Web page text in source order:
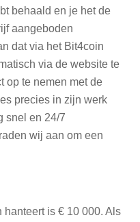
behaald en je het de
aangeboden
dat via het Bit4coin
via de website te
op te nemen met de
precies in zijn werk
snel en 24/7
wij aan om een
is € 10 000. Als